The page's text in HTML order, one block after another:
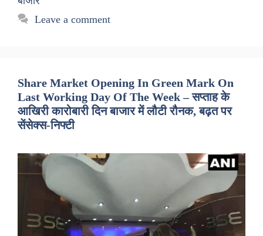
Leave a comment
Share Market Opening In Green Mark On
Last Working Day Of The Week – सप्ताह के
आखिरी कारोबारी दिन बाजार में लौटी रौनक, बढ़त पर
सेंसेक्स-निफ्टी